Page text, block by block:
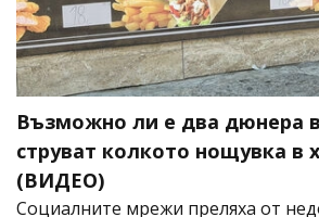
Възможно ли е два дюнера
струват колкото нощувка в
(ВИДЕО)
Социалните мрежи преляха от